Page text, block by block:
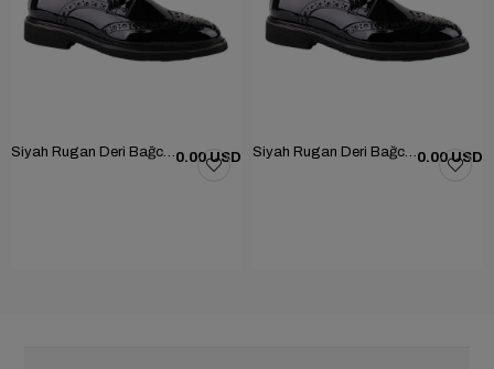
0.00 USD 0.00 USD